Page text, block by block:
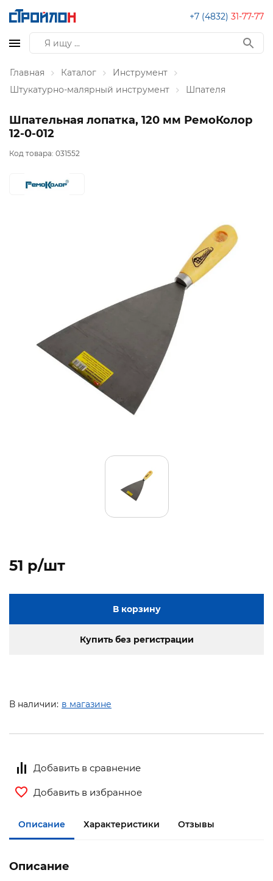
+7 (4832) 31-77-77
Главная Каталог
Инструмент
Штукатурно-малярный инструмент
Шпателя
Шпательная лопатка, 120 мм РемоКолор
12-0-012
Код товара: 031552
51 p/шт
В корзину
Купить без регистрации
В наличии: в магазине
Добавить в сравнение
Добавить в избранное
Описание Характеристики Отзывы
Описание